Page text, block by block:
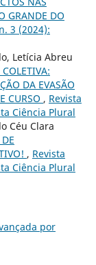
GRANDE DO
3 (2024):
Letícia Abreu
DA EVASÃO
CURSO , Revista
Ciência Plural
Céu Clara
, Revista
Ciência Plural
por